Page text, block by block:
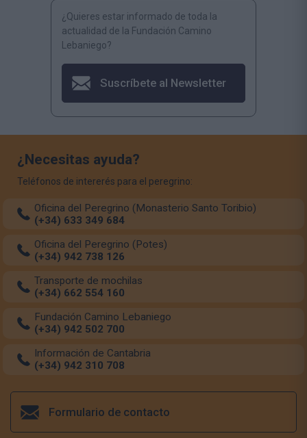
¿Quieres estar informado de toda la
actualidad de la Fundación Camino
Lebaniego?
Suscríbete al Newsletter
¿Necesitas ayuda?
Teléfonos de intererés para el peregrino:
Oficina del Peregrino (Monasterio Santo Toribio)
(+34) 633 349 684
Oficina del Peregrino (Potes)
(+34) 942 738 126
Transporte de mochilas
(+34) 662 554 160
Fundación Camino Lebaniego
(+34) 942 502 700
Información de Cantabria
(+34) 942 310 708
Formulario de contacto